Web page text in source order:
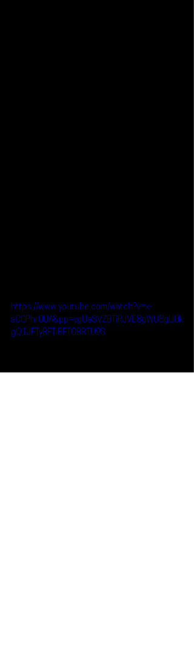
https://www.youtube.com/watch?v=x-
aC0Phr0UA&pp=ygUeSVZBTiRJVE8gWU8gU0k
gQ1JFTyBFTiBFTCBBTU9S